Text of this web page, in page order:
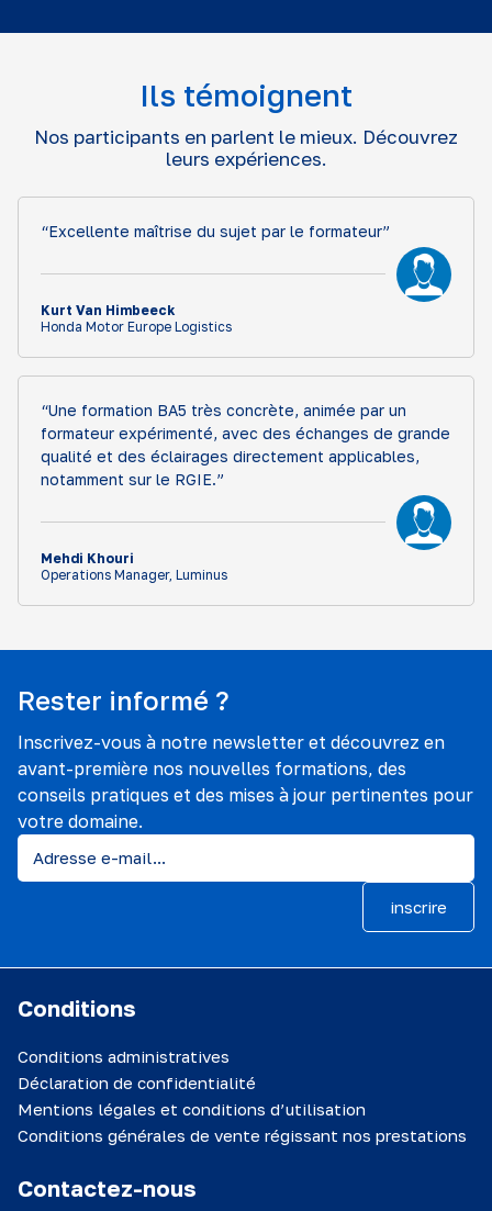
Ils témoignent
Nos participants en parlent le mieux. Découvrez
leurs expériences.
“Excellente maîtrise du sujet par le formateur”
Kurt Van Himbeeck
Honda Motor Europe Logistics
“Une formation BA5 très concrète, animée par un
formateur expérimenté, avec des échanges de grande
qualité et des éclairages directement applicables,
notamment sur le RGIE.”
Mehdi Khouri
Operations Manager, Luminus
Rester informé ?
Inscrivez-vous à notre newsletter et découvrez en
avant-première nos nouvelles formations, des
conseils pratiques et des mises à jour pertinentes pour
votre domaine.
inscrire
Conditions
Conditions administratives
Déclaration de confidentialité
Mentions légales et conditions d’utilisation
Conditions générales de vente régissant nos prestations
Contactez-nous